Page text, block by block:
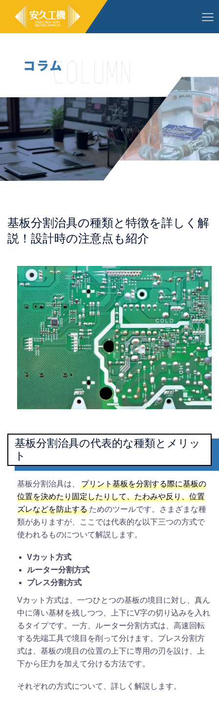
ッ
プ
基板分割治具の種類と特徴を詳しく解
説！設計時の注意点も紹介
基板分割治具の代表的な種類とメリッ
ト
基板分割治具は、
プリント基板を分割する際に基板の
位置を決めたり固定したりして、たわみや反り、位置
ズレなどを防止する ためのツールです。さまざまな種
類がありますが、ここでは代表的な以下三つの方式で
使われるものについて解説します。
Vカット方式
ルーター分割方式
プレス分割方式
Vカット方式は、一つひとつの基板の境目に対し、真ん
中に薄い基材を残しつつ、上下にV字の切り込みを入れ
るタイプです。一方、ルーター分割方式は、高速回転
する先端工具で境目を削って分けます。プレス分割方
式は、基板の境目の位置の上下に専用の刃を設け、上
下から圧力を加えて分ける方法です。
それぞれの方式について、詳しく解説します。